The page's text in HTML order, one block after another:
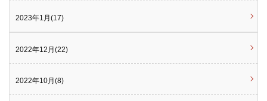
2023年1月(17)
2022年12月(22)
2022年10月(8)